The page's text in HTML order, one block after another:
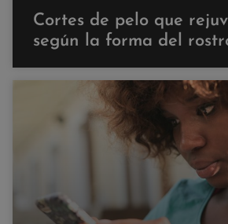
Cortes de pelo que
según la forma del